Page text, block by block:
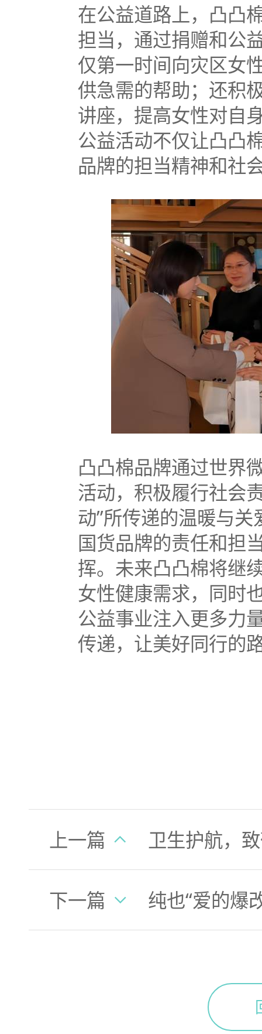
在公益道路上，凸凸
担当，通过捐赠和公
仅第一时间向灾区女
供急需的帮助；还积
讲座，提高女性对自
公益活动不仅让凸凸
品牌的担当精神和社
凸凸棉品牌通过世界
活动，积极履行社会
动”所传递的温暖与
国货品牌的责任和担
挥。未来凸凸棉将继
女性健康需求，同时
公益事业注入更多力
传递，让美好同行的
上一篇
下一篇 纯也“爱的爆